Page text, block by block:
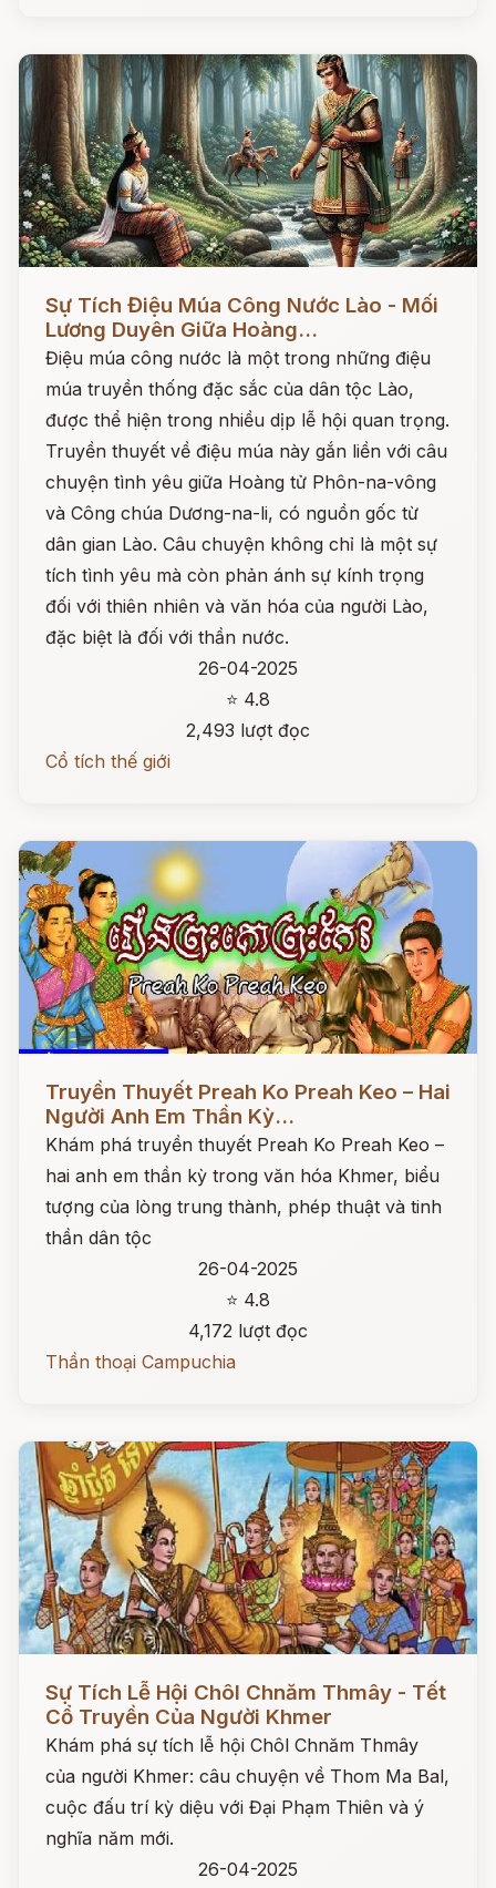
Sự Tích Điệu Múa Công Nước Lào - Mối
Lương Duyên Giữa Hoàng...
Điệu múa công nước là một trong những điệu
múa truyền thống đặc sắc của dân tộc Lào,
được thể hiện trong nhiều dịp lễ hội quan trọng.
Truyền thuyết về điệu múa này gắn liền với câu
chuyện tình yêu giữa Hoàng tử Phôn-na-vông
và Công chúa Dương-na-li, có nguồn gốc từ
dân gian Lào. Câu chuyện không chỉ là một sự
tích tình yêu mà còn phản ánh sự kính trọng
đối với thiên nhiên và văn hóa của người Lào,
đặc biệt là đối với thần nước.
26-04-2025
⭐ 4.8
2,493 lượt đọc
Cổ tích thế giới
Đọc ngay
Truyền Thuyết Preah Ko Preah Keo – Hai
Người Anh Em Thần Kỳ...
Khám phá truyền thuyết Preah Ko Preah Keo –
hai anh em thần kỳ trong văn hóa Khmer, biểu
tượng của lòng trung thành, phép thuật và tinh
thần dân tộc
26-04-2025
⭐ 4.8
4,172 lượt đọc
Thần thoại Campuchia
Sự Tích Lễ Hội Chôl Chnăm Thmây - Tết
Cổ Truyền Của Người Khmer
Khám phá sự tích lễ hội Chôl Chnăm Thmây
của người Khmer: câu chuyện về Thom Ma Bal,
cuộc đấu trí kỳ diệu với Đại Phạm Thiên và ý
nghĩa năm mới.
26-04-2025